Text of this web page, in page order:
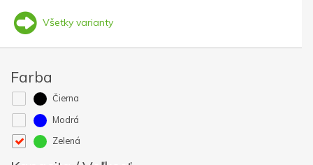
Všetky varianty
Farba
Čierna
Modrá
Zelená